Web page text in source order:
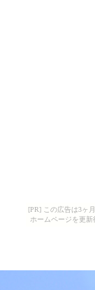
[PR] この広告は3ヶ
ホームページを更